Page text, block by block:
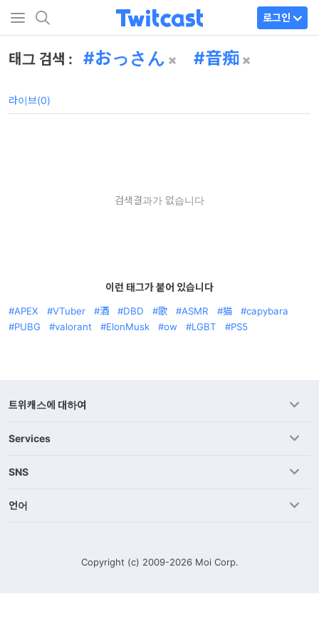
로그인
태그 검색 : おっさん 音痴
라이브(0)
검색결과가 없습니다
이런 태그가 붙어 있습니다
APEX VTuber 酒 DBD 歌 ASMR 猫
capybara
PUBG
valorant ElonMusk ow LGBT PS5
트위캐스에 대하여
Services
SNS
언어
Copyright (c) 2009-2026 Moi Corp.